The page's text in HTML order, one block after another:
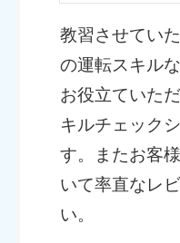
教習させてい
の運転スキル
お役立ていた
キルチェック
す。またお客
いて率直なレ
い。